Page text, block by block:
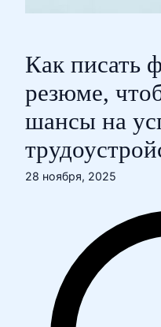
Как писать
резюме,
шансы на
28 ноября, 2025